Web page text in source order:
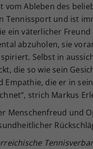
vom Ableben des
Tennissport und ist
ein väterlicher
abzuholen, sie
Selbst in
die so wie sein
Empathie, die er in
strich Markus
Menschenfreud und